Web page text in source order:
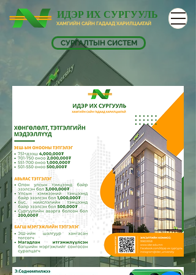
ИДЭР ИХ СУРГУУЛЬ
ХАМГИЙН САЙН ГАДААД ХАРИЛЦААТАЙ
СУРГАЛТЫН СИСТЕМ